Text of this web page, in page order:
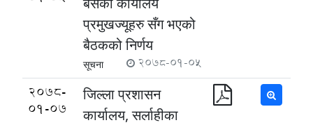
प्रमुखज्यूहरु सँग भएको
बैठकको निर्णय
सूचना 2078-01-05
2078-
01-07
जिल्ला प्रशासन
कार्यालय, सर्लाहीका